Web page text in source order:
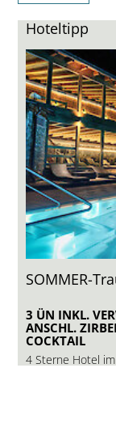
Hoteltipp
SOMMER-
3 ÜN INKL.
ANSCHL.
COCKTAIL
4 Sterne Hotel